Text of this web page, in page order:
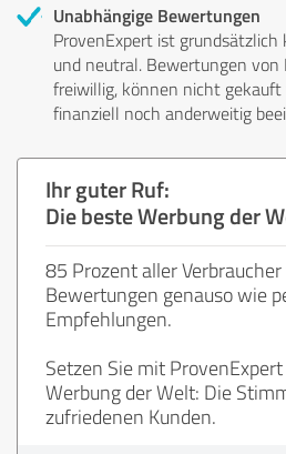
Unabhängige Bewertungen
ProvenExpert ist
und neutral. Bewertungen von
freiwillig, können nicht
finanziell noch anderweitig
Ihr guter Ruf:
Die beste Werbung der
85 Prozent aller
Bewertungen genauso wie
Empfehlungen.
Setzen Sie mit
Werbung der Welt: Die
zufriedenen Kunden.